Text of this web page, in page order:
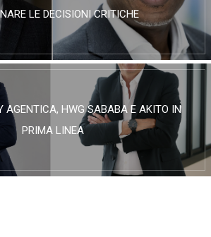
LE DECISIONI CRITICHE
AGENTICA, HWG SABABA E AKITO IN
PRIMA LINEA